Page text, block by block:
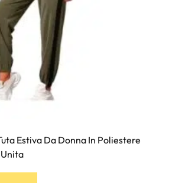
Estiva Da Donna In Poliestere